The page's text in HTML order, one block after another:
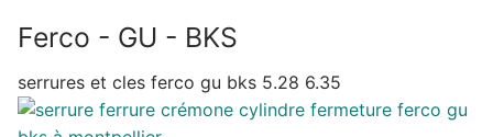
Ferco - GU - BKS
serrures et cles ferco gu bks 5.28 6.35